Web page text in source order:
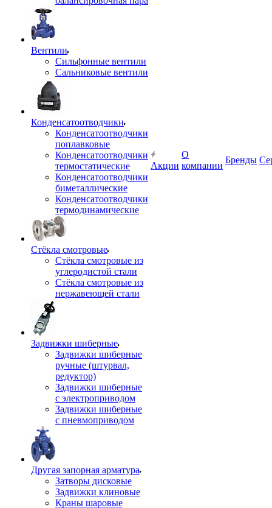
Вентили
Сильфонные вентили
Сальниковые вентили
Конденсатоотводчики
Конденсатоотводчики
поплавковые
Конденсатоотводчики
термостатические
Конденсатоотводчики
биметаллические
Конденсатоотводчики
термодинамические
Стёкла смотровые
Стёкла смотровые из
углеродистой стали
Стёкла смотровые из
нержавеющей стали
Задвижки шиберные
Задвижки шиберные
ручные (штурвал,
редуктор)
Задвижки шиберные
с электроприводом
Задвижки шиберные
с пневмоприводом
Другая запорная арматура
Затворы дисковые
Задвижки клиновые
Краны шаровые
Акции
О
компании
Бренды